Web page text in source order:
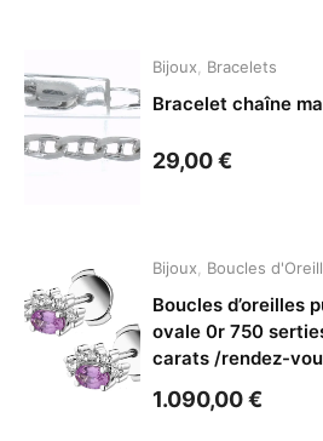
Bijoux Bracelets
Bracelet chaîne
29,00€
Bijoux Boucles
Boucles d’oreilles
ovale 0r 750
carats /rendez-
1.090,00€